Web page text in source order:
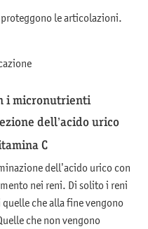
proteggono le articolazioni.
i micronutrienti
dell’acido urico
C
dell’acido urico con
nei reni. Di solito i reni
che alla fine vengono
che non vengono